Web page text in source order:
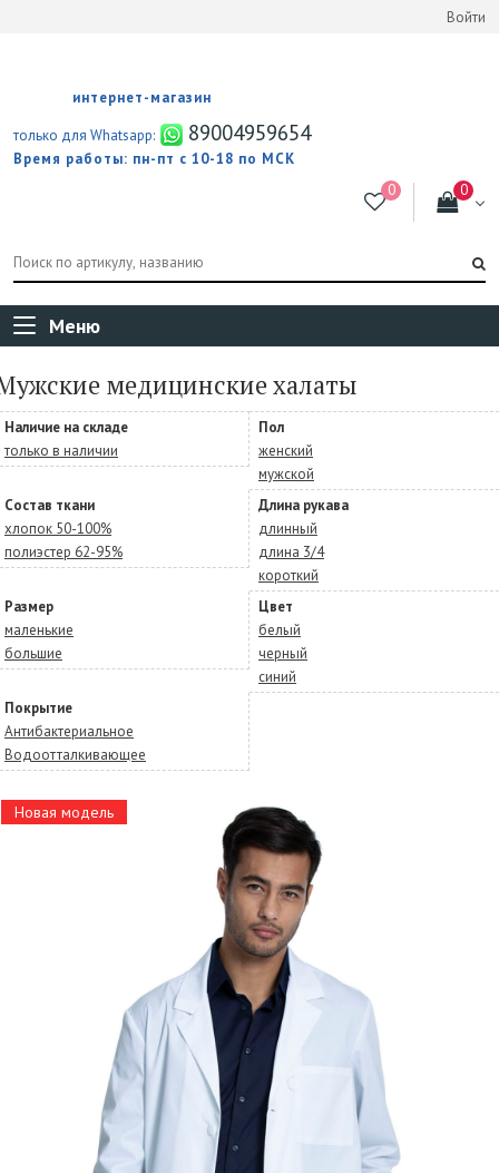
Войти
интернет-магазин
только для Whatsapp:
89004959654
Время работы: пн-пт с 10-18 по МСК
Меню
медицинские халаты
Наличие на складе
только в наличии
Пол
женский
мужской
Состав ткани
хлопок 50-100%
полиэстер 62-95%
Длина рукава
длинный
длина 3/4
короткий
Размер
маленькие
большие
Цвет
белый
черный
синий
Покрытие
Антибактериальное
Водоотталкивающее
Новая модель